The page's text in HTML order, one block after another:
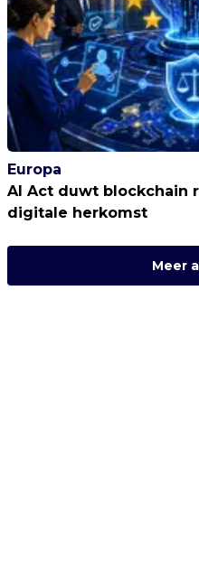
Europa
AI Act duwt blockchain
digitale herkomst
Meer